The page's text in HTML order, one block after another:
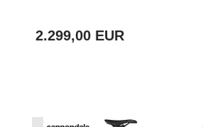
2.299,00 EUR